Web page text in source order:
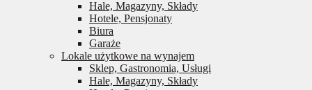
Hale, Magazyny, Składy
Hotele, Pensjonaty
Biura
Garaże
Lokale użytkowe na wynajem
Sklep, Gastronomia, Usługi
Hale, Magazyny, Składy